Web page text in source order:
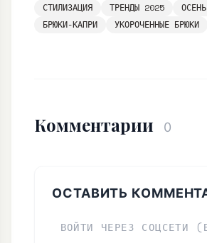
СТИЛИЗАЦИЯ ТРЕНДЫ 2025
БРЮКИ-КАПРИ
УКОРОЧЕННЫЕ БРЮКИ
Комментарии 0
ОСТАВИТЬ
ВОЙТИ ЧЕРЕЗ СОЦСЕТИ